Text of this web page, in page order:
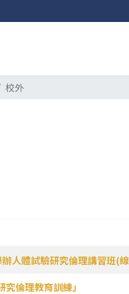
校外
人體試驗研究倫理講習班(
倫理教育訓練」